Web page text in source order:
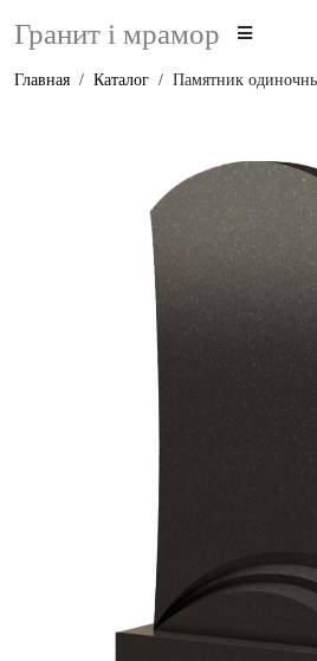
Гранит i мрамор
Главная Каталог Памятник